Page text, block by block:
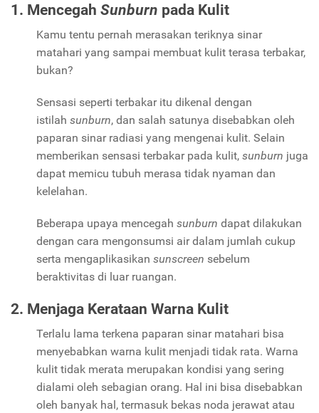
1. Mencegah Sunburn pada Kulit
Kamu tentu pernah merasakan teriknya sinar
matahari yang sampai membuat kulit terasa terbakar,
bukan?
Sensasi seperti terbakar itu dikenal dengan
istilah sunburn, dan salah satunya disebabkan oleh
paparan sinar radiasi yang mengenai kulit. Selain
memberikan sensasi terbakar pada kulit, sunburn juga
dapat memicu tubuh merasa tidak nyaman dan
kelelahan.
Beberapa upaya mencegah sunburn dapat dilakukan
dengan cara mengonsumsi air dalam jumlah cukup
serta mengaplikasikan sunscreen sebelum
beraktivitas di luar ruangan.
2. Menjaga Kerataan Warna Kulit
Terlalu lama terkena paparan sinar matahari bisa
menyebabkan warna kulit menjadi tidak rata. Warna
kulit tidak merata merupakan kondisi yang sering
dialami oleh sebagian orang. Hal ini bisa disebabkan
oleh banyak hal, termasuk bekas noda jerawat atau